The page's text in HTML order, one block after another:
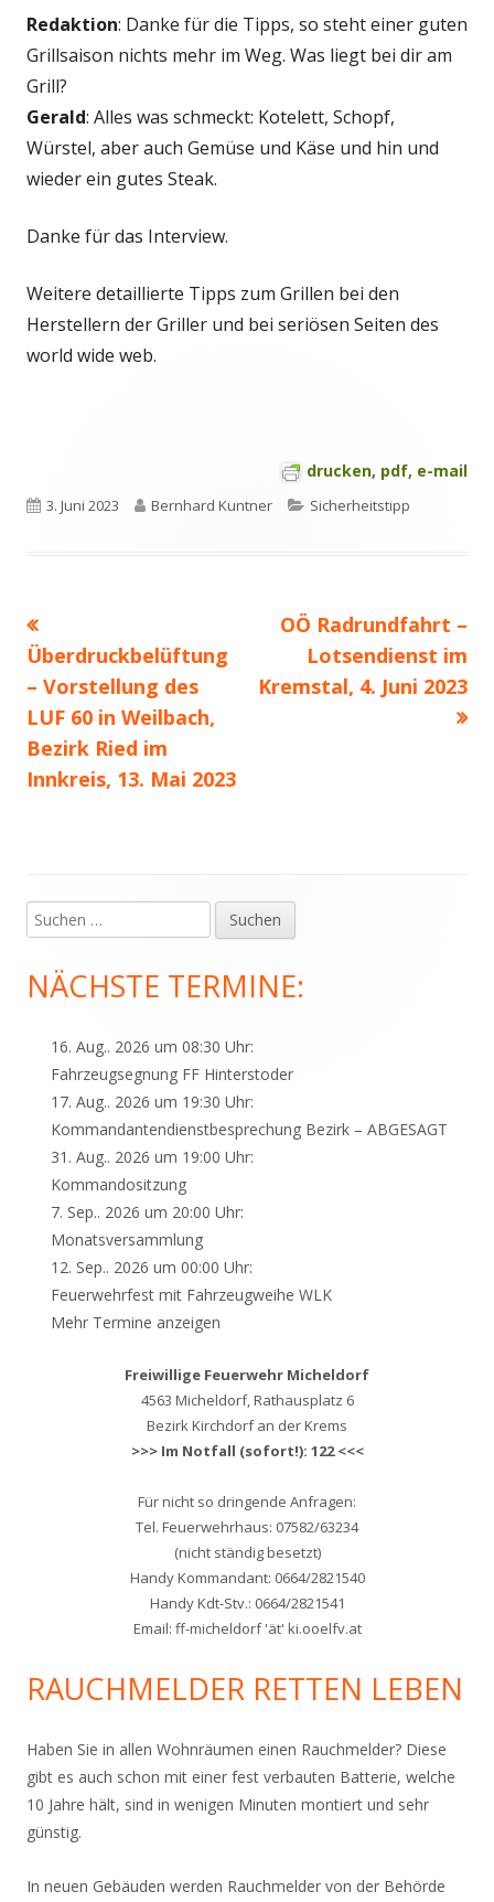
Redaktion: Danke für die Tipps, so steht einer guten
Grillsaison nichts mehr im Weg. Was liegt bei dir am
Grill?
Gerald: Alles was schmeckt: Kotelett, Schopf,
Würstel, aber auch Gemüse und Käse und hin und
wieder ein gutes Steak.
Danke für das Interview.
Weitere detaillierte Tipps zum Grillen bei den
Herstellern der Griller und bei seriösen Seiten des
world wide web.
drucken, pdf, e-mail
Veröffentlicht
3. Juni 2023 Autor
Bernhard Kuntner Kategorien
Sicherheitstipp
Beitragsnavigation
Beitrag:
Überdruckbelüftung
– Vorstellung des
LUF 60 in Weilbach,
Bezirk Ried im
Innkreis, 13. Mai 2023
Nächster
Beitrag
OÖ Radrundfahrt –
Lotsendienst im
Kremstal, 4. Juni 2023
Haupt-
Seitenleiste
Suchen
nach:
NÄCHSTE TERMINE:
16. Aug.. 2026 um 08:30 Uhr:
Fahrzeugsegnung FF Hinterstoder
17. Aug.. 2026 um 19:30 Uhr:
Kommandantendienstbesprechung Bezirk – ABGESAGT
31. Aug.. 2026 um 19:00 Uhr:
Kommandositzung
7. Sep.. 2026 um 20:00 Uhr:
Monatsversammlung
12. Sep.. 2026 um 00:00 Uhr:
Feuerwehrfest mit Fahrzeugweihe WLK
Mehr Termine anzeigen
Freiwillige Feuerwehr Micheldorf
4563 Micheldorf, Rathausplatz 6
Bezirk Kirchdorf an der Krems
>>> Im Notfall (sofort!): 122 <<<
Für nicht so dringende Anfragen:
Tel. Feuerwehrhaus: 07582/63234
(nicht ständig besetzt)
Handy Kommandant: 0664/2821540
Handy Kdt-Stv.: 0664/2821541
Email: ff-micheldorf 'ät' ki.ooelfv.at
RAUCHMELDER RETTEN LEBEN
Haben Sie in allen Wohnräumen einen Rauchmelder? Diese
gibt es auch schon mit einer fest verbauten Batterie, welche
10 Jahre hält, sind in wenigen Minuten montiert und sehr
günstig.
In neuen Gebäuden werden Rauchmelder von der Behörde